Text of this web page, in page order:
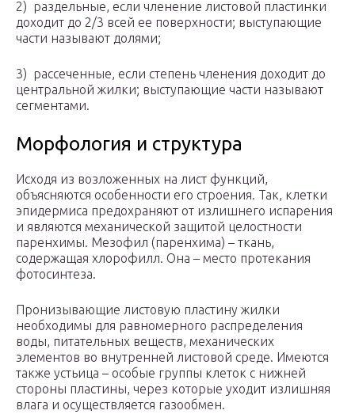
2) раздельные, если членение листовой пластинки
доходит до 2/3 всей ее поверхности; выступающие
части называют долями;
3) рассеченные, если степень членения доходит до
центральной жилки; выступающие части называют
сегментами.
Морфология и структура
Исходя из возложенных на лист функций,
объясняются особенности его строения. Так, клетки
эпидермиса предохраняют от излишнего испарения
и являются механической защитой целостности
паренхимы. Мезофил (паренхима) – ткань,
содержащая хлорофилл. Она – место протекания
фотосинтеза.
Пронизывающие листовую пластину жилки
необходимы для равномерного распределения
воды, питательных веществ, механических
элементов во внутренней листовой среде. Имеются
также устьица – особые группы клеток с нижней
стороны пластины, через которые уходит излишняя
влага и осуществляется газообмен.